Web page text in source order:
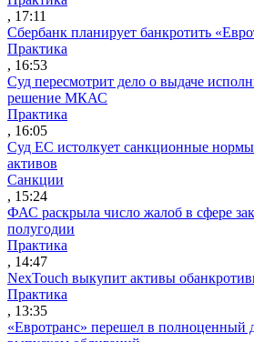
, 17:11
Сбербанк планирует банкротить
Практика
, 16:53
Суд пересмотрит дело о выдаче
решение МКАС
Практика
, 16:05
Суд ЕС истолкует санкционные нормы
активов
Санкции
, 15:24
ФАС раскрыла число жалоб в сфере
полугодии
Практика
, 14:47
NexTouch выкупит активы
Практика
, 13:35
«Евротранс» перешел в полноценный